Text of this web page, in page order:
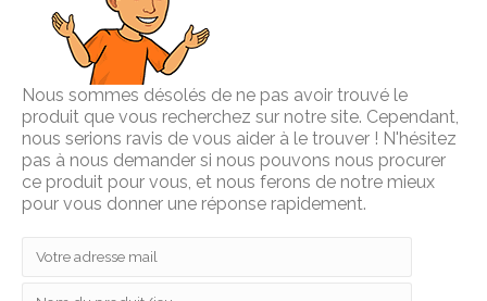
Nous sommes désolés de ne pas avoir trouvé le
produit que vous recherchez sur notre site. Cependant,
nous serions ravis de vous aider à le trouver ! N'hésitez
pas à nous demander si nous pouvons nous procurer
ce produit pour vous, et nous ferons de notre mieux
pour vous donner une réponse rapidement.